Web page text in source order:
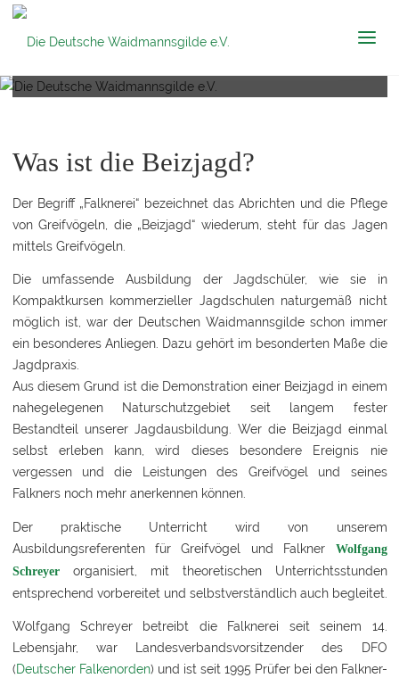
Was ist die Beizjagd?
Der Begriff „Falknerei“ bezeichnet das Abrichten und die Pflege
von Greifvögeln, die „Beizjagd“ wiederum, steht für das Jagen
mittels Greifvögeln.
Die umfassende Ausbildung der Jagdschüler, wie sie in
Kompaktkursen kommerzieller Jagdschulen naturgemäß nicht
möglich ist, war der Deutschen Waidmannsgilde schon immer
ein besonderes Anliegen. Dazu gehört im besonderten Maße die
Jagdpraxis.
Aus diesem Grund ist die Demonstration einer Beizjagd in einem
nahegelegenen Naturschutzgebiet seit langem fester
Bestandteil unserer Jagdausbildung. Wer die Beizjagd einmal
selbst erleben kann, wird dieses besondere Ereignis nie
vergessen und die Leistungen des Greifvögel und seines
Falkners noch mehr anerkennen können.
Der praktische Unterricht wird von unserem
Ausbildungsreferenten für Greifvögel und Falkner Wolfgang
Schreyerorganisiert, mit theoretischen Unterrichtsstunden
entsprechend vorbereitet und selbstverständlich auch begleitet.
Wolfgang Schreyer betreibt die Falknerei seit seinem 14.
Lebensjahr, war Landesverbandsvorsitzender des DFO
(Deutscher Falkenorden) und ist seit 1995 Prüfer bei den Falkner-